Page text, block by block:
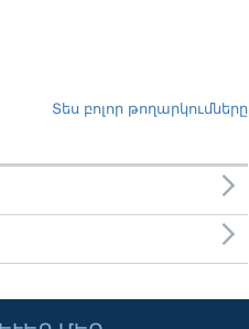
Տես բոլոր թողարկումները